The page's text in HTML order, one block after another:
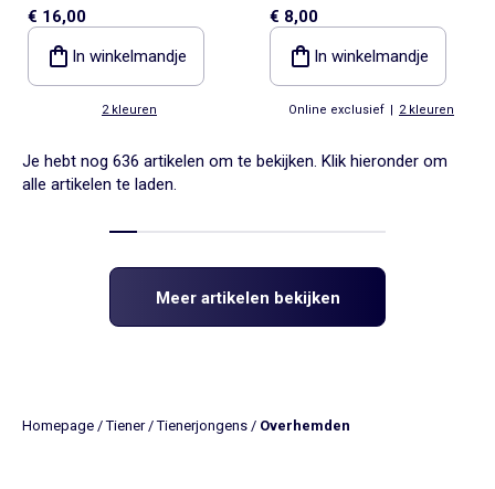
mouwen en motief
€ 16,00
In winkelmandje
2 kleuren
€ 8,00
In winkelmandje
Online exclusief | 2 kleuren
Je hebt nog 636 artikelen om te bekijken. Klik hieronder om
alle artikelen te laden.
Meer artikelen bekijken
Homepage /Tiener/Tienerjongens / Overhemden